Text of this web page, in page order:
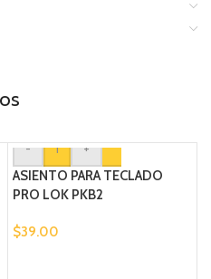
-
+
ASIENTO PARA TECLADO
PRO LOK PKB2
$39.00